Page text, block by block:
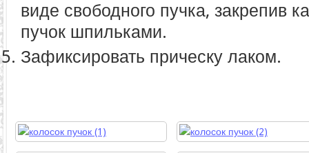
виде свободного пучка, закрепив
пучок шпильками.
Зафиксировать прическу лаком.